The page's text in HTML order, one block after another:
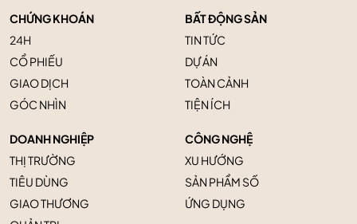
CHỨNG KHOÁN
24H
CỔ PHIẾU
GIAO DỊCH
GÓC NHÌN
BẤT ĐỘNG SẢN
TIN TỨC
DỰ ÁN
TOÀN CẢNH
TIỆN ÍCH
DOANH NGHIỆP
THỊ TRƯỜNG
TIÊU DÙNG
GIAO THƯƠNG
CÔNG NGHỆ
XU HƯỚNG
SẢN PHẨM SỐ
ỨNG DỤNG